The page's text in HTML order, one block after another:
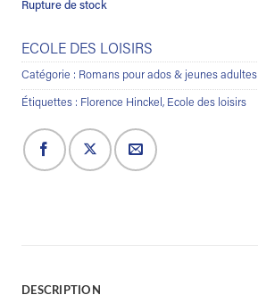
Rupture de stock
ECOLE DES LOISIRS
Catégorie : Romans pour ados & jeunes adultes
Étiquettes : Florence Hinckel , Ecole des loisirs
DESCRIPTION